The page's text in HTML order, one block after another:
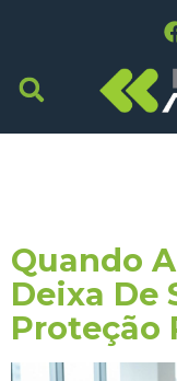
Quando
Deixa De
Proteção